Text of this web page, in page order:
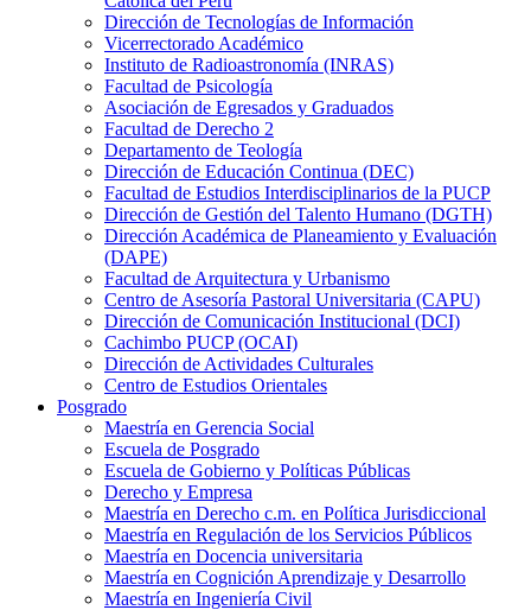
Dirección de Tecnologías de Información
Vicerrectorado Académico
Instituto de Radioastronomía (INRAS)
Facultad de Psicología
Asociación de Egresados y Graduados
Facultad de Derecho 2
Departamento de Teología
Dirección de Educación Continua (DEC)
Facultad de Estudios Interdisciplinarios de la PUCP
Dirección de Gestión del Talento Humano (DGTH)
Dirección Académica de Planeamiento y Evaluación
(DAPE)
Facultad de Arquitectura y Urbanismo
Centro de Asesoría Pastoral Universitaria (CAPU)
Dirección de Comunicación Institucional (DCI)
Cachimbo PUCP (OCAI)
Dirección de Actividades Culturales
Centro de Estudios Orientales
Posgrado
Maestría en Gerencia Social
Escuela de Posgrado
Escuela de Gobierno y Políticas Públicas
Derecho y Empresa
Maestría en Derecho c.m. en Política Jurisdiccional
Maestría en Regulación de los Servicios Públicos
Maestría en Docencia universitaria
Maestría en Cognición Aprendizaje y Desarrollo
Maestría en Ingeniería Civil